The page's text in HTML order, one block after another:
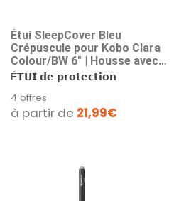
Étui SleepCover Bleu
Crépuscule pour Kobo Clara
Colour/BW 6" | Housse avec
Veille/Réveil | Support 2
Positions | Cuir Végan |
Compatible Kobo Clara
Colour et Clara BW
É𝗧𝗨𝗜 𝗱𝗲 𝗽𝗿𝗼𝘁𝗲𝗰𝘁𝗶𝗼𝗻
4 offres
à partir de 21,99€